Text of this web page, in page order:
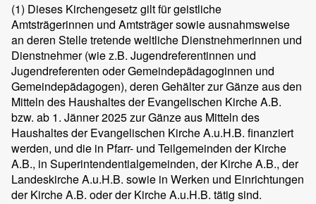
(1) Dieses Kirchengesetz gilt für geistliche
Amtsträgerinnen und Amtsträger sowie ausnahmsweise
an deren Stelle tretende weltliche Dienstnehmerinnen und
Dienstnehmer (wie z.B. Jugendreferentinnen und
Jugendreferenten oder Gemeindepädagoginnen und
Gemeindepädagogen), deren Gehälter zur Gänze aus den
Mitteln des Haushaltes der Evangelischen Kirche A.B.
bzw. ab 1. Jänner 2025 zur Gänze aus Mitteln des
Haushaltes der Evangelischen Kirche A.u.H.B. finanziert
werden, und die in Pfarr- und Teilgemeinden der Kirche
A.B., in Superintendentialgemeinden, der Kirche A.B., der
Landeskirche A.u.H.B. sowie in Werken und Einrichtungen
der Kirche A.B. oder der Kirche A.u.H.B. tätig sind.